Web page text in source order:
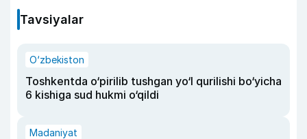
Tavsiyalar
O‘zbekiston
Toshkentda o‘pirilib tushgan yo‘l qurilishi bo‘yicha
6 kishiga sud hukmi o‘qildi
Madaniyat